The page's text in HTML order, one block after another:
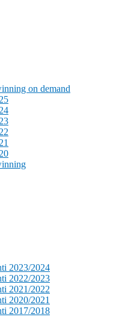
on demand
2023/2024
2022/2023
2021/2022
2020/2021
2017/2018